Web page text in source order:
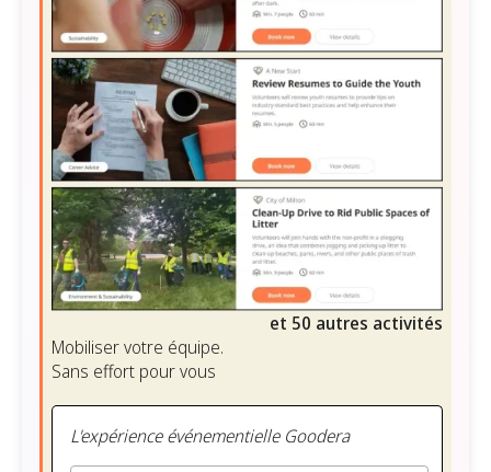
et 50 autres activités
Mobiliser votre équipe.
Sans effort pour vous
L'expérience événementielle Goodera